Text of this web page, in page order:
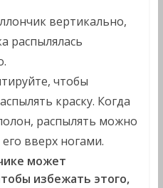
вертикально,
распылялась
чтобы
краску. Когда
распылять можно
вверх ногами.
может
избежать этого,